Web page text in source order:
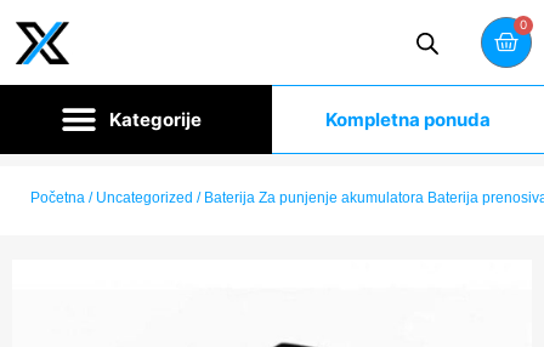
0
Kompletna ponuda
Početna / Uncategorized / Baterija Za punjenje akumulatora Baterija